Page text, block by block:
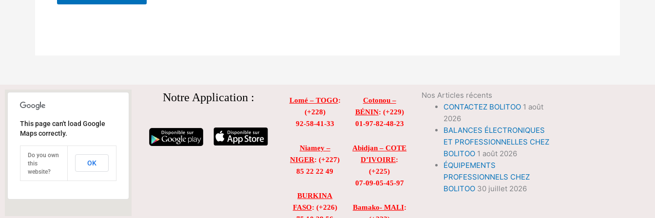
This page can't load Google
Maps correctly.
Do you own
this
website?
OK
Notre Application : Lomé – TOGO:
(+228)
92-58-41-33
Niamey –
NIGER: (+227)
85 22 22 49
BURKINA
FASO: (+226)
Cotonou –
BÉNIN: (+229)
01-97-82-48-23
Abidjan – COTE
D’IVOIRE:
(+225)
07-09-05-45-97
Bamako- MALI:
Nos Articles récents
CONTACTEZ BOLITOO 1 août
2026
BALANCES ÉLECTRONIQUES
ET PROFESSIONNELLES CHEZ
BOLITOO 1 août 2026
ÉQUIPEMENTS
PROFESSIONNELS CHEZ
BOLITOO 30 juillet 2026